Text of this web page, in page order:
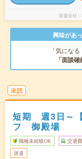
派遣会社
興味があ
「気にな
「面談確
未読
短期 週3日～
フ 御殿場
職種未経験OK 交通
派遣